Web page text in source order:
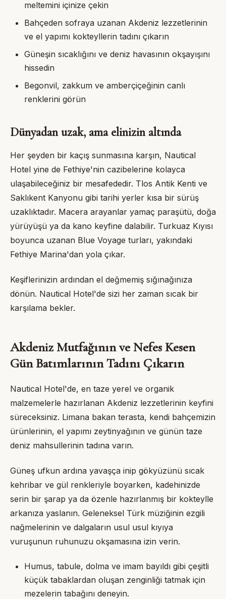
meltemini içinize çekin
Bahçeden sofraya uzanan Akdeniz lezzetlerinin
ve el yapımı kokteyllerin tadını çıkarın
Güneşin sıcaklığını ve deniz havasının okşayışını
hissedin
Begonvil, zakkum ve amberçiçeğinin canlı
renklerini görün
Dünyadan uzak, ama elinizin altında
Her şeyden bir kaçış sunmasına karşın, Nautical
Hotel yine de Fethiye'nin cazibelerine kolayca
ulaşabileceğiniz bir mesafededir. Tlos Antik Kenti ve
Saklıkent Kanyonu gibi tarihi yerler kısa bir sürüş
uzaklıktadır. Macera arayanlar yamaç paraşütü, doğa
yürüyüşü ya da kano keyfine dalabilir. Turkuaz Kıyısı
boyunca uzanan Blue Voyage turları, yakındaki
Fethiye Marina'dan yola çıkar.
Keşiflerinizin ardından el değmemiş sığınağınıza
dönün. Nautical Hotel'de sizi her zaman sıcak bir
karşılama bekler.
Akdeniz Mutfağının ve Nefes Kesen
Gün Batımlarının Tadını Çıkarın
Nautical Hotel'de, en taze yerel ve organik
malzemelerle hazırlanan Akdeniz lezzetlerinin keyfini
süreceksiniz. Limana bakan terasta, kendi bahçemizin
ürünlerinin, el yapımı zeytinyağının ve günün taze
deniz mahsullerinin tadına varın.
Güneş ufkun ardına yavaşça inip gökyüzünü sıcak
kehribar ve gül renkleriyle boyarken, kadehinizde
serin bir şarap ya da özenle hazırlanmış bir kokteylle
arkanıza yaslanın. Geleneksel Türk müziğinin ezgili
nağmelerinin ve dalgaların usul usul kıyıya
vuruşunun ruhunuzu okşamasına izin verin.
Humus, tabule, dolma ve imam bayıldı gibi çeşitli
küçük tabaklardan oluşan zenginliği tatmak için
mezelerin tabağını deneyin.